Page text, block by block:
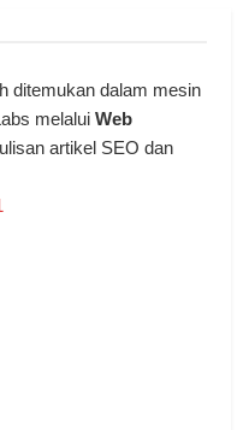
ditemukan dalam mesin
melalui Web
artikel SEO dan